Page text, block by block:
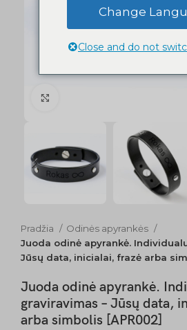
Pradžia
Odinės apyrankės
Juoda odinė apyrankė.
Jūsų data, inicialai, frazė arba
Juoda odinė apyrankė.
graviravimas – Jūsų data,
arba simbolis [APR002]
Change
Close and do not